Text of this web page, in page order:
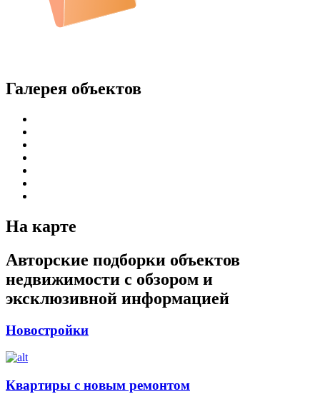
Галерея объектов
На карте
Авторские подборки объектов
недвижимости с обзором и
эксклюзивной информацией
Новостройки
Квартиры с новым ремонтом